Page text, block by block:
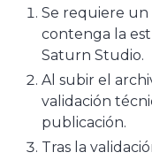
Se requiere un
contenga la
Saturn Studio.
Al subir el
validación
publicación.
Tras la